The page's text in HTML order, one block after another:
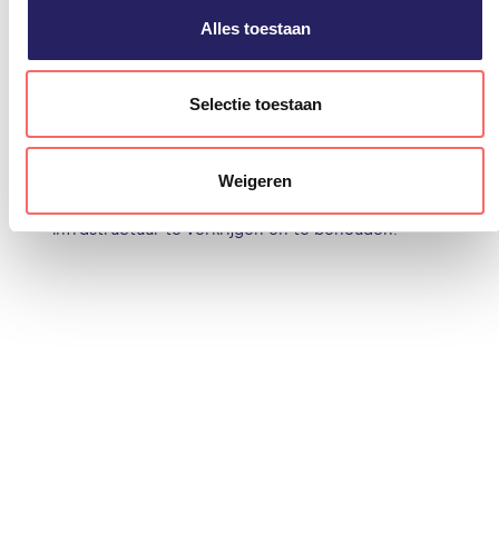
Alles toestaan
Selectie toestaan
Weigeren
PQR
In een steeds veranderende en complexer
afhankelijker van IT. PQR streeft ernaar de beste
partner te zijn die zich richt op de behoefte van
infrastructuur te verkrijgen én te behouden.